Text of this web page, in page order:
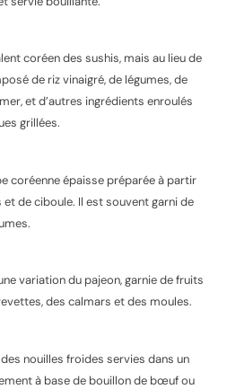
coréen des sushis, mais au lieu de
de riz vinaigré, de légumes, de
et d’autres ingrédients enroulés
grillées.
coréenne épaisse préparée à partir
et de ciboule. Il est souvent garni de
variation du pajeon, garnie de fruits
des calmars et des moules.
nouilles froides servies dans un
à base de bouillon de bœuf ou